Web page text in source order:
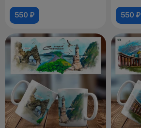
550 ₽ 550 ₽